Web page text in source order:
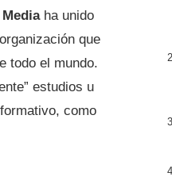
ha unido
que
todo el mundo.
estudios u
como